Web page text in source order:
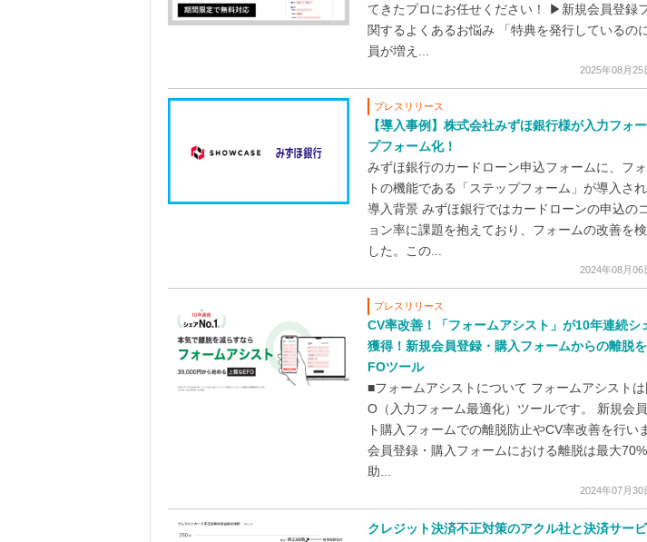
てきたプロにお任せください！ ▶新規会員登録
関するよくあるお悩み 「特典を発行しているの
員が増え...
2025年08月25
プレスリリース
【導入事例】株式会社みずほ銀行様が入力フォ
プフォーム化！
みずほ銀行のカードローン申込フォームに、フ
トの機能である「ステップフォーム」が導入さ
導入背景 みずほ銀行ではカードローンの申込の
ョン率に課題を抱えており、フォームの改善を
した。この...
2024年08月06
プレスリリース
CV率改善！「フォームアシスト」が10年連続シ
獲得！新規会員登録・購入フォームからの離脱
FOツール
■フォームアシストについて フォームアシスト
O（入力フォーム最適化）ツールです。 新規会
ト購入フォームでの離脱防止やCV率改善を行い
会員登録・購入フォームにおける離脱は最大
助...
2024年07月30
クレジット決済不正対策のアクル社と決済サー